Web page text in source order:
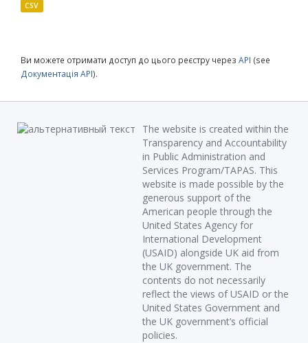
CSV
Ви можете отримати доступ до цього реєстру через API (see
Документація API).
The website is created within the
Transparency and Accountability
in Public Administration and
Services Program/TAPAS. This
website is made possible by the
generous support of the
American people through the
United States Agency for
International Development
(USAID) alongside UK aid from
the UK government. The
contents do not necessarily
reflect the views of USAID or the
United States Government and
the UK government’s official
policies.